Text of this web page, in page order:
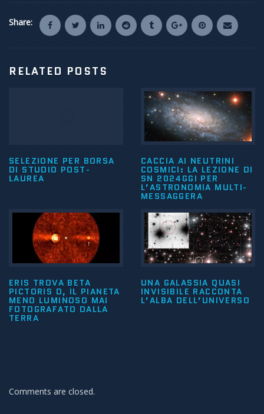
Share:
RELATED POSTS
SELEZIONE PER BORSA
DI STUDIO POST-
LAUREA
CACCIA AI NEUTRINI
COSMICI: LA LEZIONE DI
SN 2024GGI PER
L’ASTRONOMIA MULTI-
MESSAGGERA
ERIS TROVA BETA
PICTORIS D, IL PIANETA
MENO LUMINOSO MAI
FOTOGRAFATO DALLA
TERRA
UNA GALASSIA QUASI
INVISIBILE RACCONTA
L’ALBA DELL’UNIVERSO
Comments are closed.